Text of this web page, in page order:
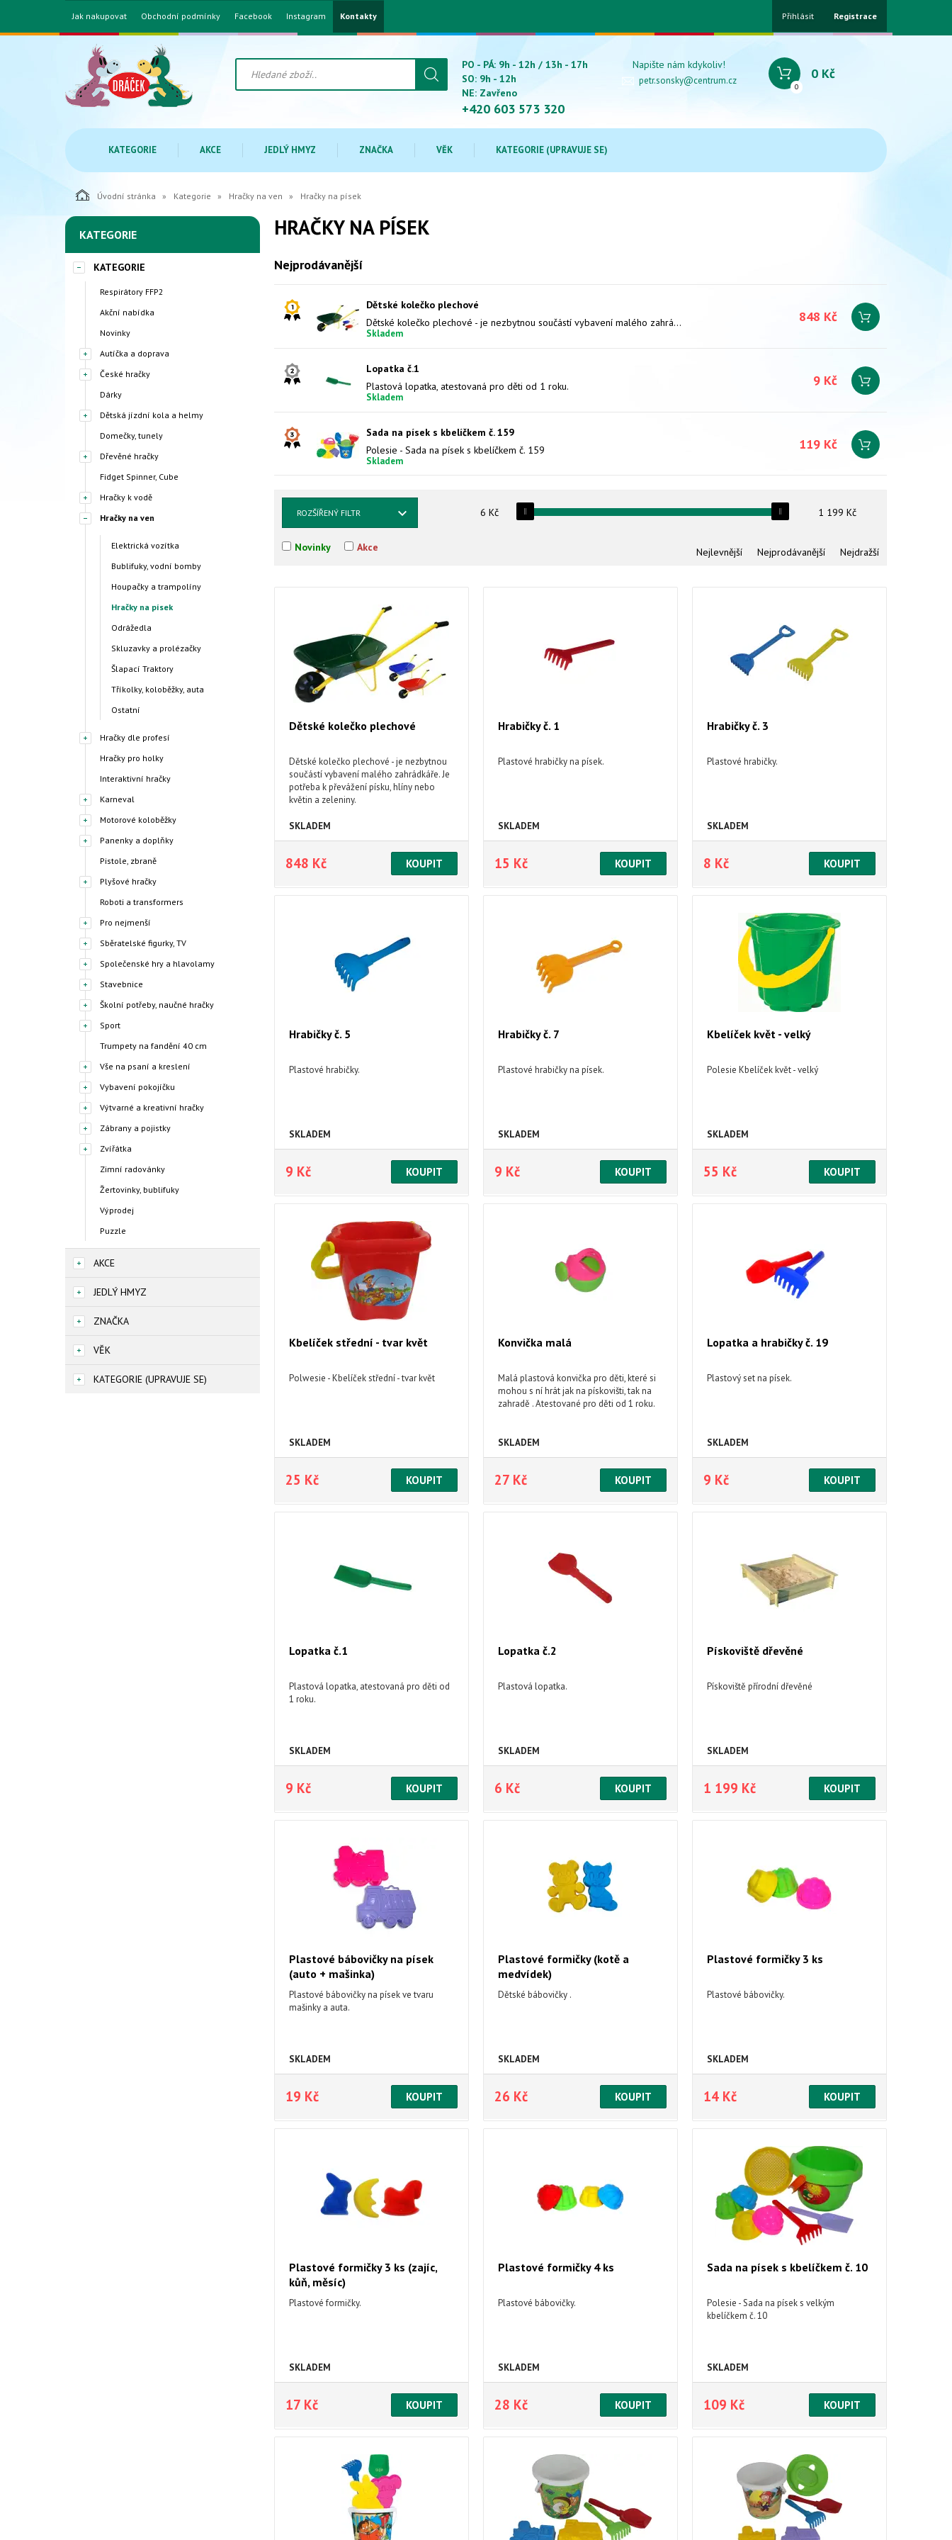
Jak nakupovat Obchodní podmínky Facebook Instagram Kontakty Přihlásit Registrace
PO - PÁ: 9h - 12h / 13h - 17h
SO: 9h - 12h
NE: Zavřeno
+420 603 573 320
Napište nám kdykoliv!
petr.sonsky@centrum.cz
0
0 Kč
KATEGORIE AKCE JEDLÝ HMYZ ZNAČKA VĚK KATEGORIE (UPRAVUJE SE)
Úvodní stránka Kategorie Hračky na ven Hračky na písek
KATEGORIE
KATEGORIE
Respirátory FFP2
Akční nabídka
Novinky
Autíčka a doprava
České hračky
Dárky
Dětská jízdní kola a helmy
Domečky, tunely
Dřevěné hračky
Fidget Spinner, Cube
Hračky k vodě
Hračky na ven
Elektrická vozítka
Bublifuky, vodní bomby
Houpačky a trampolíny
Hračky na písek
Odrážedla
Skluzavky a prolézačky
Šlapací Traktory
Tříkolky, koloběžky, auta
Ostatní
Hračky dle profesí
Hračky pro holky
Interaktivní hračky
Karneval
Motorové koloběžky
Panenky a doplňky
Pistole, zbraně
Plyšové hračky
Roboti a transformers
Pro nejmenší
Sběratelské figurky, TV
Společenské hry a hlavolamy
Stavebnice
Školní potřeby, naučné hračky
Sport
Trumpety na fandění 40 cm
Vše na psaní a kreslení
Vybavení pokojíčku
Výtvarné a kreativní hračky
Zábrany a pojistky
Zvířátka
Zimní radovánky
Žertovinky, bublifuky
Výprodej
Puzzle
AKCE
JEDLÝ HMYZ
ZNAČKA
VĚK
KATEGORIE (UPRAVUJE SE)
HRAČKY NA PÍSEK
Nejprodávanější
Dětské kolečko plechové
Dětské kolečko plechové - je nezbytnou součástí vybavení malého zahrádkáře. Je potřeba k převážení písku, hlíny nebo květin a zeleniny.
Skladem
848 Kč
Lopatka č.1
Plastová lopatka, atestovaná pro děti od 1 roku.
Skladem
9 Kč
Sada na písek s kbelíčkem č. 159
Polesie - Sada na písek s kbelíčkem č. 159
Skladem
119 Kč
ROZŠÍŘENÝ FILTR 6 Kč 1 199 Kč
Novinky Akce Nejlevnější Nejprodávanější Nejdražší
Dětské kolečko plechové
Dětské kolečko plechové - je nezbytnou
součástí vybavení malého zahrádkáře. Je
potřeba k převážení písku, hlíny nebo
květin a zeleniny.
SKLADEM
848 Kč
Hrabičky č. 1
Plastové hrabičky na písek.
SKLADEM
15 Kč
Hrabičky č. 3
Plastové hrabičky.
SKLADEM
8 Kč
Hrabičky č. 5
Plastové hrabičky.
SKLADEM
9 Kč
Hrabičky č. 7
Plastové hrabičky na písek.
SKLADEM
9 Kč
Kbelíček květ - velký
Polesie Kbelíček květ - velký
SKLADEM
55 Kč
Kbelíček střední - tvar květ
Polwesie - Kbelíček střední - tvar květ
SKLADEM
25 Kč
Konvička malá
Malá plastová konvička pro děti, které si
mohou s ní hrát jak na pískovišti, tak na
zahradě . Atestované pro děti od 1 roku.
SKLADEM
27 Kč
Lopatka a hrabičky č. 19
Plastový set na písek.
SKLADEM
9 Kč
Lopatka č.1
Plastová lopatka, atestovaná pro děti od
1 roku.
SKLADEM
9 Kč
Lopatka č.2
Plastová lopatka.
SKLADEM
6 Kč
Pískoviště dřevěné
Pískoviště přírodní dřevěné
SKLADEM
1 199 Kč
Plastové bábovičky na písek
(auto + mašinka)
Plastové bábovičky na písek ve tvaru
mašinky a auta.
SKLADEM
19 Kč
Plastové formičky (kotě a
medvídek)
Dětské bábovičky .
SKLADEM
26 Kč
Plastové formičky 3 ks
Plastové bábovičky.
SKLADEM
14 Kč
Plastové formičky 3 ks (zajíc,
kůň, měsíc)
Plastové formičky.
SKLADEM
17 Kč
Plastové formičky 4 ks
Plastové bábovičky.
SKLADEM
28 Kč
Sada na písek s kbelíčkem č. 10
Polesie - Sada na písek s velkým
kbelíčkem č. 10
SKLADEM
109 Kč